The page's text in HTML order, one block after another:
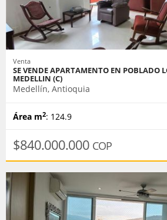
Venta
SE VENDE APARTAMENTO EN POBLADO
MEDELLIN (C)
Medellín, Antioquia
Área m2: 124.9
$840.000.000 COP